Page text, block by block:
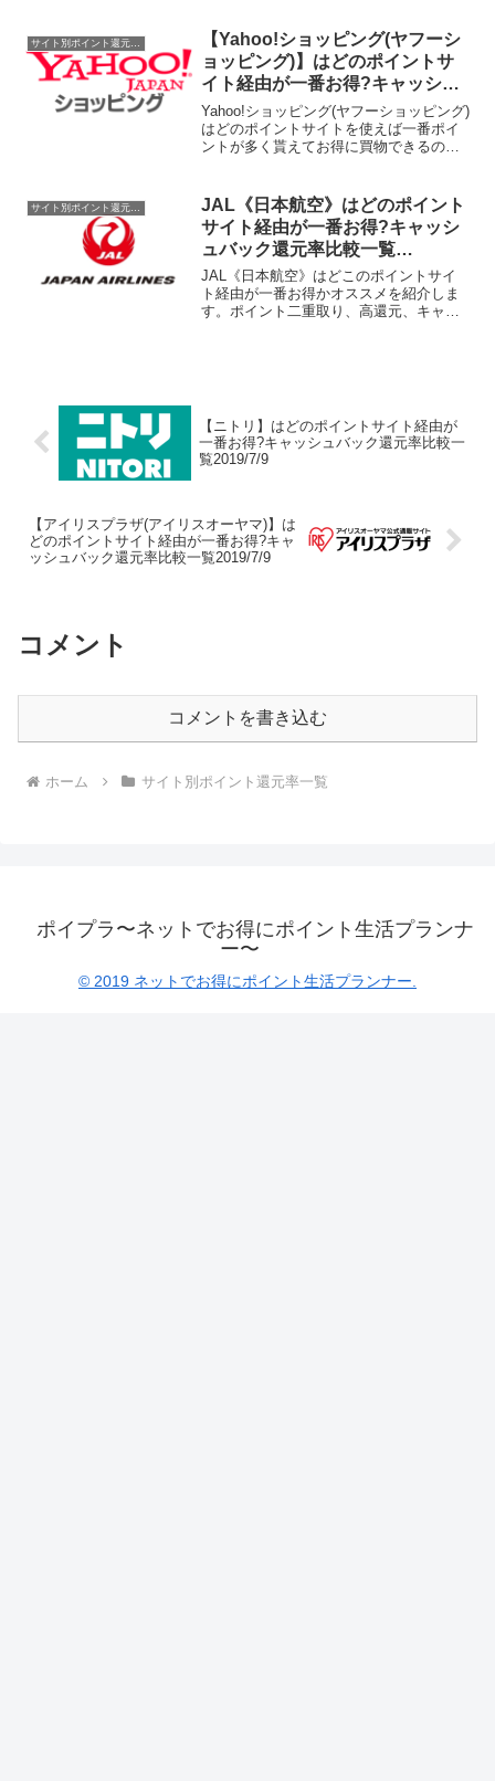
アでの端末購入でポイントが貯まるポイ
ントサイトは...
【Yahoo!ショッピング(ヤフーシ
ョッピング)】はどのポイントサ
イト経由が一番お得?キャッシュ
バック還元率比較一覧2019/7/14
Yahoo!ショッピング(ヤフーショッピング)
はどのポイントサイトを使えば一番ポイ
ントが多く貰えてお得に買物できるのか
なし1.0%0.5%→1.0%(ポイント...
JAL《日本航空》はどのポイント
サイト経由が一番お得?キャッシ
ュバック還元率比較一覧
2020/4/20
JAL《日本航空》はどこのポイントサイ
ト経由が一番お得かオススメを紹介しま
す。ポイント二重取り、高還元、キャッ
【ニトリ】はどのポイントサイト経由が
一番お得?キャッシュバック還元率比較一
覧2019/7/9
【アイリスプラザ(アイリスオーヤマ)】は
どのポイントサイト経由が一番お得?キャ
ッシュバック還元率比較一覧2019/7/9
コメント
コメントを書き込む
ホーム サイト別ポイント還元率一覧
ポイプラ〜ネットでお得にポイント生活プランナ
ー〜
© 2019 ネットでお得にポイント生活プランナー.